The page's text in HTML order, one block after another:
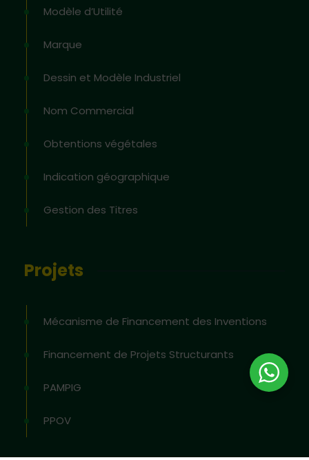
Modèle d’Utilité
Marque
Dessin et Modèle Industriel
Nom Commercial
Obtentions végétales
Indication géographique
Gestion des Titres
Projets
Mécanisme de Financement des Inventions
Financement de Projets Structurants
PAMPIG
PPOV